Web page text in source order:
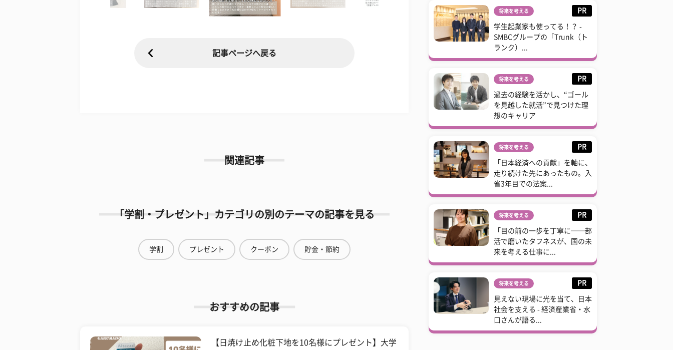
記事ページへ戻る
関連記事
「学割・プレゼント」カテゴリの別のテーマの記事を見る
学割 プレゼント クーポン 貯金・節約
おすすめの記事
【日焼け止め化粧下地を10名様にプレゼント】大学
将来を考える PR
学生起業家も使ってる！？ -
SMBCグループの「Trunk（ト
ランク）...
将来を考える PR
過去の経験を活かし、“ゴール
を見越した就活”で見つけた理
想のキャリア
将来を考える PR
「日本経済への貢献」を軸に、
走り続けた先にあったもの。入
省3年目での法案...
将来を考える PR
「目の前の一歩を丁寧に──部
活で磨いたタフネスが、国の未
来を考える仕事に...
将来を考える PR
見えない現場に光を当て、日本
社会を支える - 経済産業省・水
口さんが語る...